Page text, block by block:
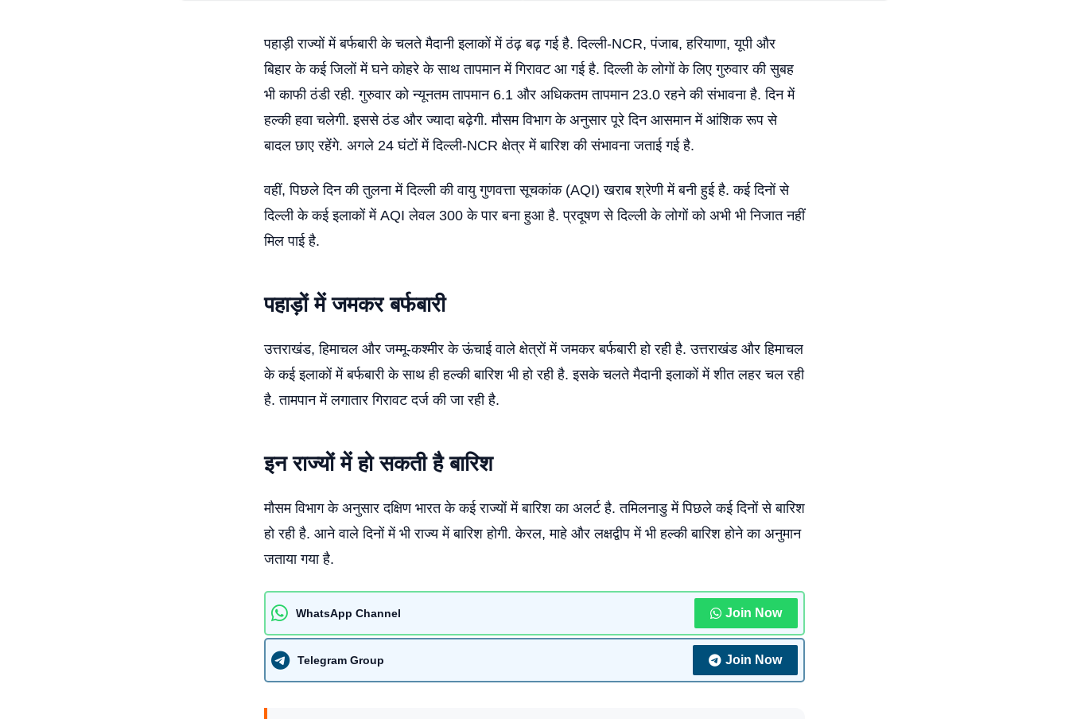
पहाड़ी राज्यों में बर्फबारी के चलते मैदानी इलाकों में ठंढ़ बढ़ गई है. दिल्ली-NCR, पंजाब, हरियाणा, यूपी और
बिहार के कई जिलों में घने कोहरे के साथ तापमान में गिरावट आ गई है. दिल्ली के लोगों के लिए गुरुवार की सुबह
भी काफी ठंडी रही. गुरुवार को न्यूनतम तापमान 6.1 और अधिकतम तापमान 23.0 रहने की संभावना है. दिन में
हल्की हवा चलेगी. इससे ठंड और ज्यादा बढ़ेगी. मौसम विभाग के अनुसार पूरे दिन आसमान में आंशिक रूप से
बादल छाए रहेंगे. अगले 24 घंटों में दिल्ली-NCR क्षेत्र में बारिश की संभावना जताई गई है.
वहीं, पिछले दिन की तुलना में दिल्ली की वायु गुणवत्ता सूचकांक (AQI) खराब श्रेणी में बनी हुई है. कई दिनों से
दिल्ली के कई इलाकों में AQI लेवल 300 के पार बना हुआ है. प्रदूषण से दिल्ली के लोगों को अभी भी निजात नहीं
मिल पाई है.
पहाड़ों में जमकर बर्फबारी
उत्तराखंड, हिमाचल और जम्मू-कश्मीर के ऊंचाई वाले क्षेत्रों में जमकर बर्फबारी हो रही है. उत्तराखंड और हिमाचल
के कई इलाकों में बर्फबारी के साथ ही हल्की बारिश भी हो रही है. इसके चलते मैदानी इलाकों में शीत लहर चल रही
है. तामपान में लगातार गिरावट दर्ज की जा रही है.
इन राज्यों में हो सकती है बारिश
मौसम विभाग के अनुसार दक्षिण भारत के कई राज्यों में बारिश का अलर्ट है. तमिलनाडु में पिछले कई दिनों से बारिश
हो रही है. आने वाले दिनों में भी राज्य में बारिश होगी. केरल, माहे और लक्षद्वीप में भी हल्की बारिश होने का अनुमान
जताया गया है.
WhatsApp Channel Join Now
Telegram Group Join Now